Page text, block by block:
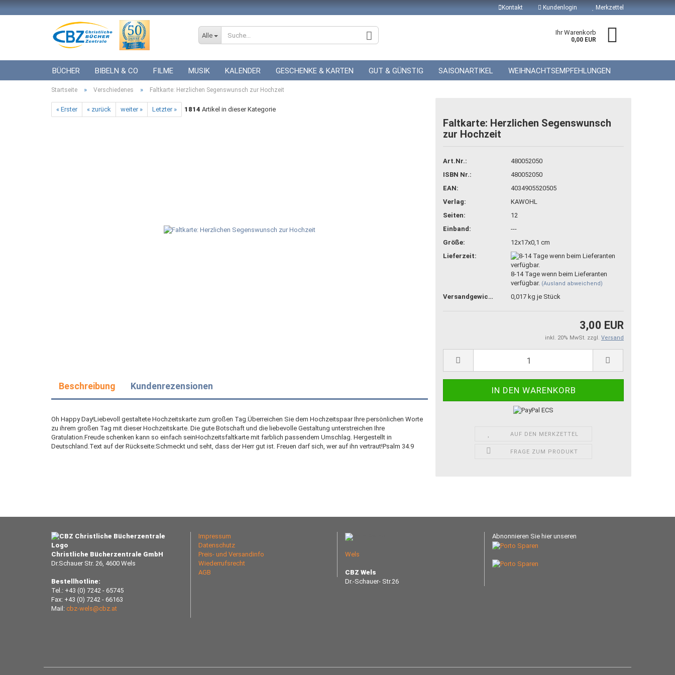
Kontakt Kundenlogin
Passwort vergessen?
Merkzettel
Alle Ihr Warenkorb
0,00 EUR
BÜCHER BIBELN & CO FILME MUSIK KALENDER GESCHENKE & KARTEN GUT & GÜNSTIG SAISONARTIKEL WEIHNACHTSEMPFEHLUNGEN
ICF BÜCHER VERSCHIEDENES GESCHENKE ZUR HOCHZEIT
Startseite » Verschiedenes » Faltkarte: Herzlichen Segenswunsch zur Hochzeit
« Erster « zurück weiter » Letzter » 1814 Artikel in dieser Kategorie
Faltkarte: Herzlichen Segenswunsch
zur Hochzeit
Art.Nr.:
480052050
ISBN Nr.:
480052050
EAN:
4034905520505
Verlag:
KAWOHL
Seiten:
12
Einband:
---
Größe:
12x17x0,1 cm
Lieferzeit:
8-14 Tage wenn beim Lieferanten
verfügbar. (Ausland abweichend)
Versandgewicht: 0,017 kg je Stück
3,00 EUR
inkl. 20% MwSt. zzgl. Versand
AUF DEN MERKZETTEL
FRAGE ZUM PRODUKT
Beschreibung Kundenrezensionen
Oh Happy Day!Liebevoll gestaltete Hochzeitskarte zum großen Tag.Überreichen Sie dem Hochzeitspaar Ihre persönlichen Worte
zu ihrem großen Tag mit dieser Hochzeitskarte. Die gute Botschaft und die liebevolle Gestaltung unterstreichen Ihre
Gratulation.Freude schenken kann so einfach seinHochzeitsfaltkarte mit farblich passendem Umschlag. Hergestellt in
Deutschland.Text auf der Rückseite:Schmeckt und seht, dass der Herr gut ist. Freuen darf sich, wer auf ihn vertraut!Psalm 34.9
Christliche Bücherzentrale GmbH
Dr.Schauer Str. 26, 4600 Wels
Bestellhotline:
Tel.: +43 (0) 7242 - 65745
Fax: +43 (0) 7242 - 66163
Mail: cbz-wels@cbz.at
Impressum
Datenschutz
Preis- und Versandinfo
Wiederrufsrecht
AGB
Wels
CBZ Wels
Dr.-Schauer- Str.26
Abnonnieren Sie hier unseren